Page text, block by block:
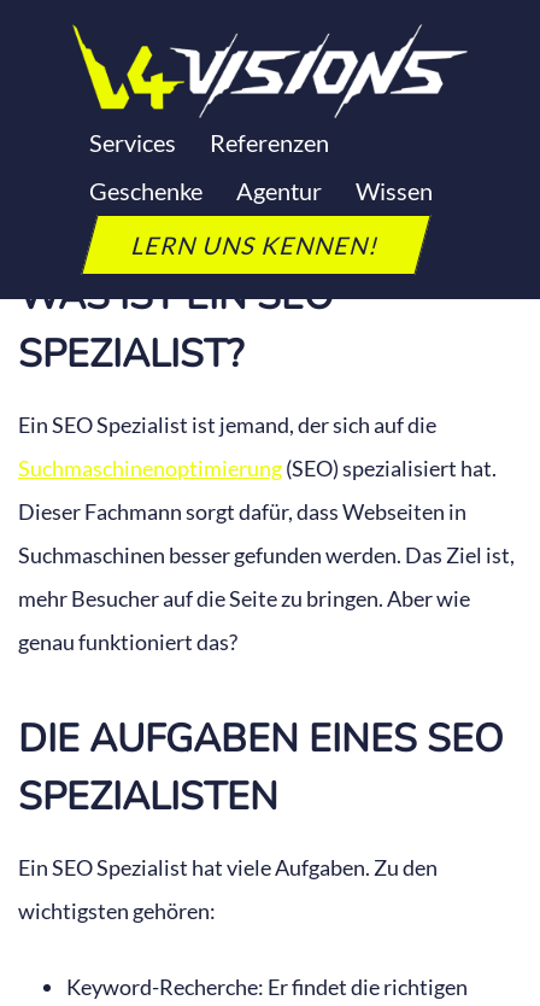
Services
Referenzen
Geschenke
Agentur
Wissen
LERN UNS KENNEN!
SEO SPEZIALIST
Letzte Aktualisierung: 24. September 2025
WAS IST EIN SEO
SPEZIALIST?
Ein SEO Spezialist ist jemand, der sich auf die
Suchmaschinenoptimierung(SEO) spezialisiert hat.
Dieser Fachmann sorgt dafür, dass Webseiten in
Suchmaschinen besser gefunden werden. Das Ziel ist,
mehr Besucher auf die Seite zu bringen. Aber wie
genau funktioniert das?
DIE AUFGABEN EINES SEO
SPEZIALISTEN
Ein SEO Spezialist hat viele Aufgaben. Zu den
wichtigsten gehören:
Keyword-Recherche: Er findet die richtigen